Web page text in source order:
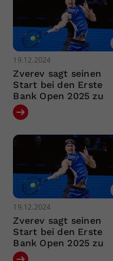
19.12.2024
Zverev sagt seinen
Start bei den Erste
Bank Open 2025 zu
19.12.2024
Zverev sagt seinen
Start bei den Erste
Bank Open 2025 zu